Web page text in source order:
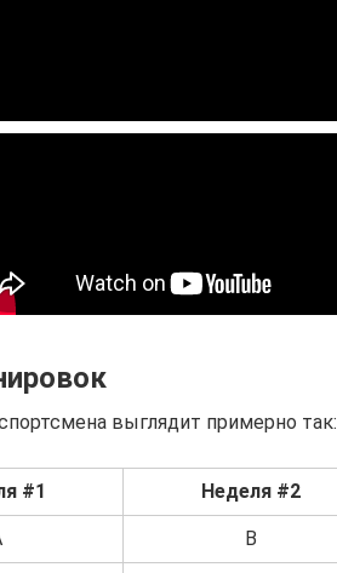
выглядит примерно так:
#1 Неделя #2
B